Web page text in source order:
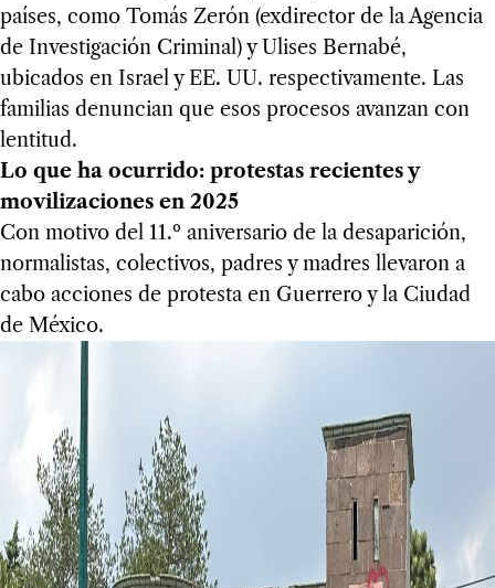
países, como Tomás Zerón (exdirector de la Agencia
de Investigación Criminal) y Ulises Bernabé,
ubicados en Israel y EE. UU. respectivamente. Las
familias denuncian que esos procesos avanzan con
lentitud.
Lo que ha ocurrido: protestas recientes y
movilizaciones en 2025
Con motivo del 11.º aniversario de la desaparición,
normalistas, colectivos, padres y madres llevaron a
cabo acciones de protesta en Guerrero y la Ciudad
de México.